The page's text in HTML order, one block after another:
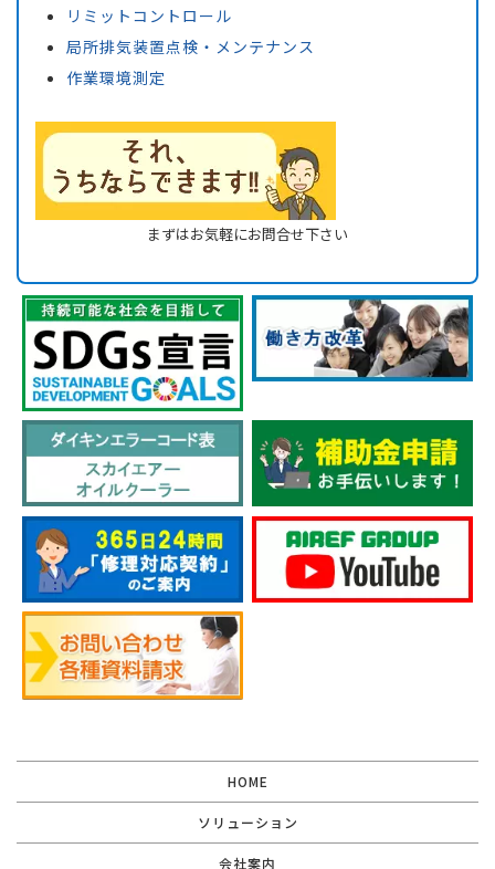
リミットコントロール
局所排気装置点検・メンテナンス
作業環境測定
まずはお気軽にお問合せ下さい
HOME
ソリューション
会社案内